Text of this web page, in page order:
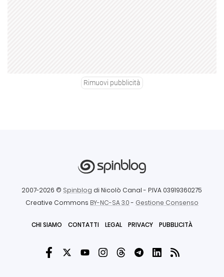
Rimuovi pubblicità
2007-2026 © Spinblog di Nicolò Canal - P.IVA 03919360275
Creative Commons BY-NC-SA 3.0- Gestione Consenso
CHI SIAMO CONTATTI LEGAL PRIVACY PUBBLICITÀ